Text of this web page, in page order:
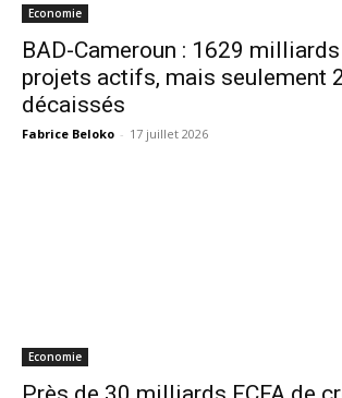
Economie
BAD-Cameroun : 1629 milliards
projets actifs, mais seulement
décaissés
Fabrice Beloko - 17 juillet 2026
Economie